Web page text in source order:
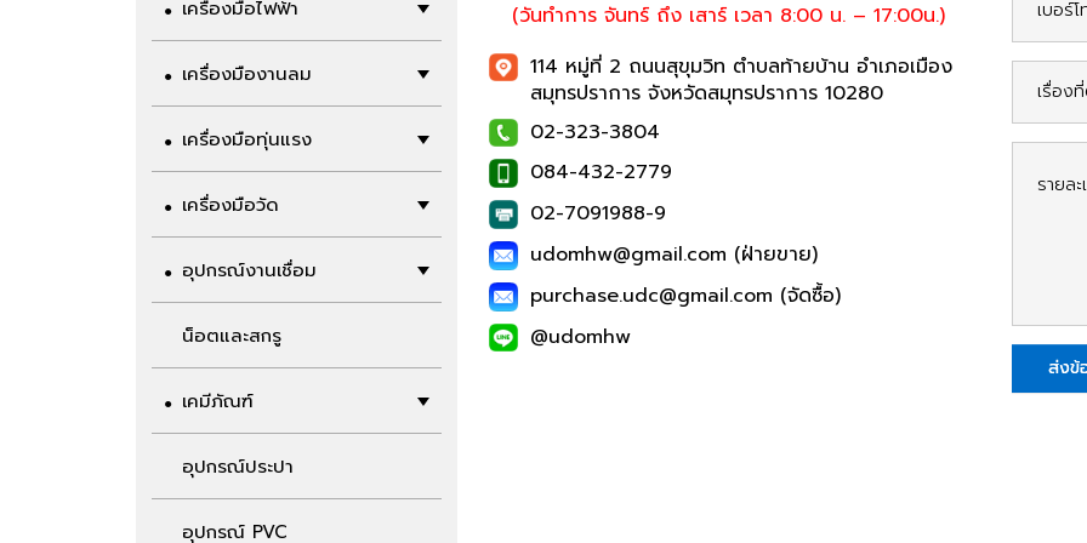
เครื่องมือไฟฟ้า
เครื่องมืองานลม
เครื่องมือทุ่นแรง
เครื่องมือวัด
อุปกรณ์งานเชื่อม
น็อตและสกรู
เคมีภัณฑ์
อุปกรณ์ประปา
อุปกรณ์ PVC
(วันทำการ จันทร์ ถึง เสาร์ เวลา 8:00 น. – 17:00น.)
114 หมู่ที่ 2 ถนนสุขุมวิท ตำบลท้ายบ้าน อำเภอเมือง
สมุทรปราการ จังหวัดสมุทรปราการ 10280
02-323-3804
084-432-2779
02-7091988-9
udomhw@gmail.com (ฝ่ายขาย)
purchase.udc@gmail.com (จัดซื้อ)
@udomhw
ส่งข้